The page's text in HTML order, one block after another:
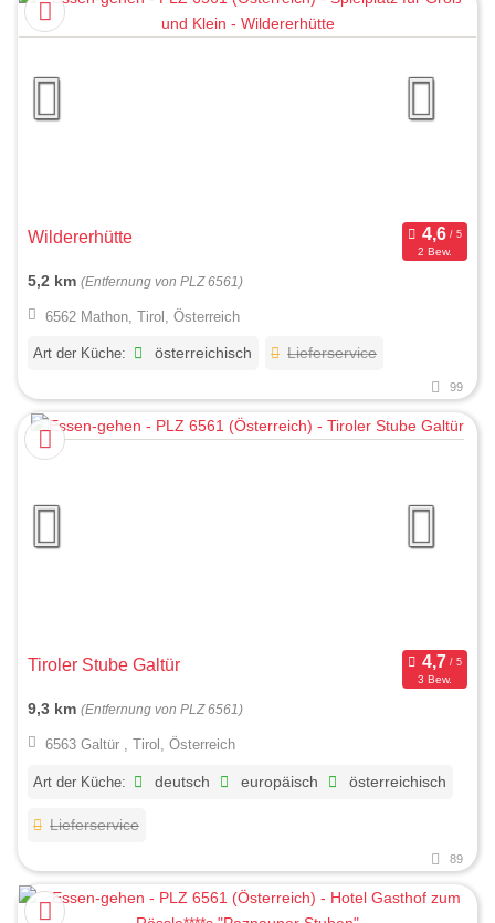
Wildererhütte
2 Bew.
5,2 km (Entfernung von PLZ 6561)
6562 Mathon, Tirol, Österreich
Art der Küche: österreichisch Lieferservice
99
Tiroler Stube Galtür
3 Bew.
9,3 km (Entfernung von PLZ 6561)
6563 Galtür , Tirol, Österreich
Art der Küche: deutsch europäisch österreichisch
Lieferservice
89